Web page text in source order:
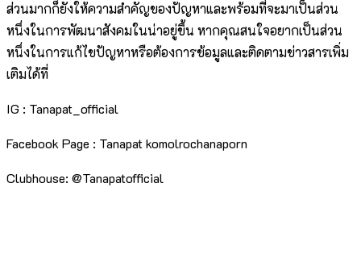
ส่วนมากก็ยังให้ความสำคัญของปัญหาและพร้อมที่จะมาเป็นส่วน
หนึ่งในการพัฒนาสังคมในน่าอยู่ขึ้น หากคุณสนใจอยากเป็นส่วน
หนึ่งในการแก้ไขปัญหาหรือต้องการข้อมูลและติดตามข่าวสารเพิ่ม
เติมได้ที่
IG : Tanapat_official
Facebook Page : Tanapat komolrochanaporn
Clubhouse: @Tanapatofficial